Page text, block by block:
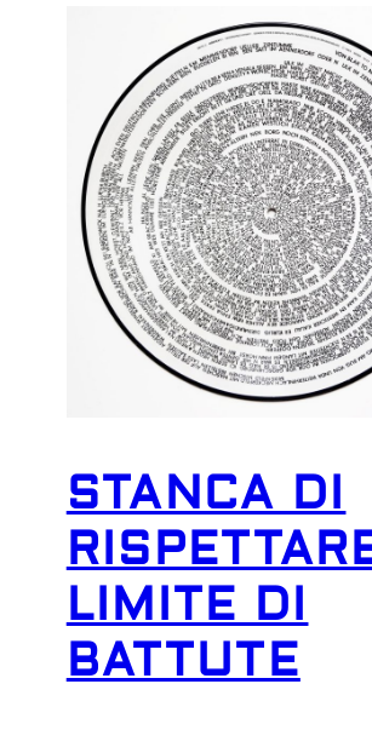
STANCA DI
LIMITE DI
BATTUTE